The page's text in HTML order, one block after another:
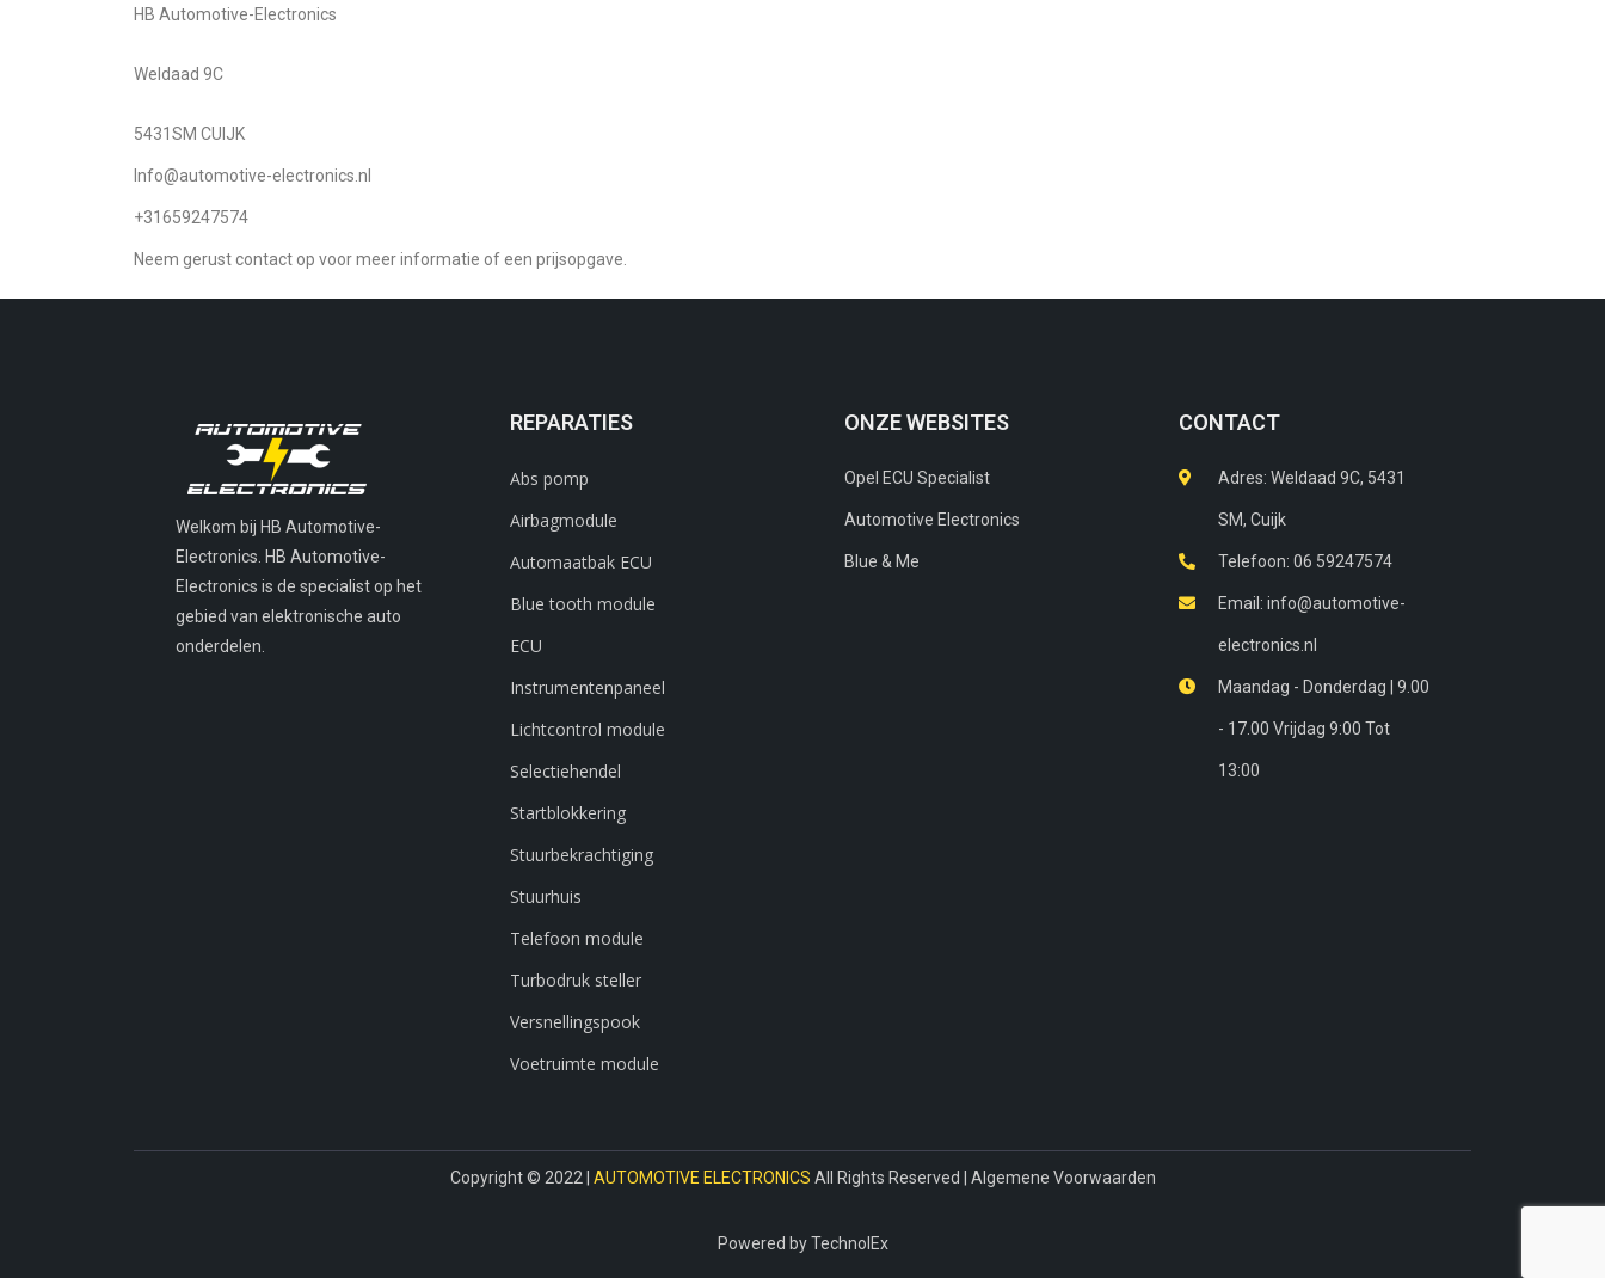
HB Automotive-Electronics
Weldaad 9C
5431SM CUIJK
Info@automotive-electronics.nl
+31659247574
Neem gerust contact op voor meer informatie of een prijsopgave.
Welkom bij HB Automotive-
Electronics. HB Automotive-
Electronics is de specialist op het
gebied van elektronische auto
onderdelen.
REPARATIES
Abs pomp
Airbagmodule
Automaatbak ECU
Blue tooth module
ECU
Instrumentenpaneel
Lichtcontrol module
Selectiehendel
Startblokkering
Stuurbekrachtiging
Stuurhuis
Telefoon module
Turbodruk steller
Versnellingspook
Voetruimte module
ONZE WEBSITES
Opel ECU Specialist
Automotive Electronics
Blue & Me
CONTACT
Adres: Weldaad 9C, 5431
SM, Cuijk​
Telefoon: 06 59247574
Email: info@automotive-
electronics.nl
Maandag - Donderdag | 9.00
- 17.00 Vrijdag 9:00 Tot
13:00
Copyright © 2022 | AUTOMOTIVE ELECTRONICS All Rights Reserved | Algemene Voorwaarden
Powered byTechnolEx